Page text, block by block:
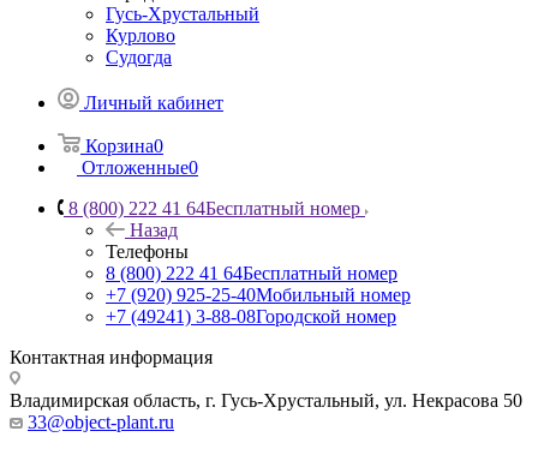
Гусь-Хрустальный
Курлово
Судогда
Личный кабинет
Корзина0
Отложенные0
8 (800) 222 41 64Бесплатный номер
Назад
Телефоны
8 (800) 222 41 64Бесплатный номер
+7 (920) 925-25-40Мобильный номер
+7 (49241) 3-88-08Городской номер
Контактная информация
Владимирская область, г. Гусь-Хрустальный, ул. Некрасова 50
33@object-plant.ru